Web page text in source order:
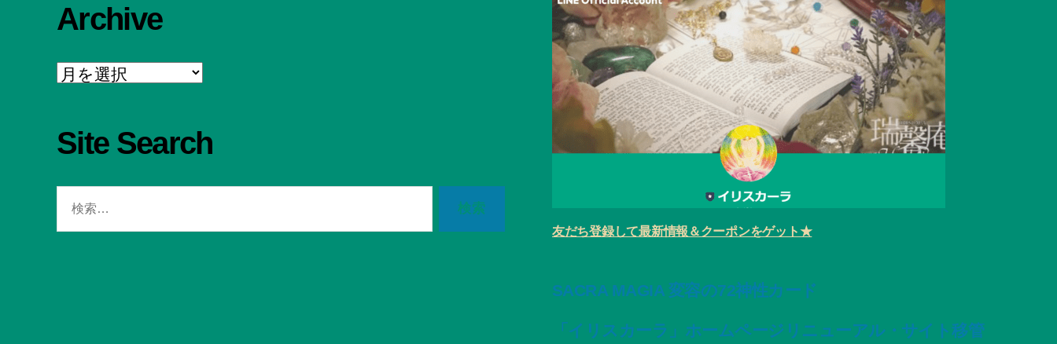
Archive
Archive
Site Search
友だち登録して最新情報＆クーポンをゲット★
SACRA MAGIA 変容の72神性カード
「イリスカーラ」ホームページリニューアル・サイト移管